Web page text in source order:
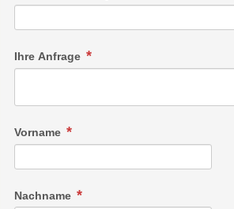
Ihre Anfrage
Vorname
Nachname